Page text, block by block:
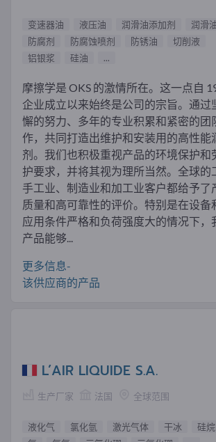
变速器油 液压油 润滑油添加剂
润滑
防腐剂
防腐蚀喷剂 防锈油
切削液
铝银浆
硅油 ...
摩擦学是 OKS 的激情所在。这一点自
企业成立以来始终是公司的宗旨。通过
懈的努力、多年的专业积累和紧密的团
作，共同打造出维护和安装用的高性能
剂。我们也积极重视产品的环境保护和
护要求，并将其视为理所当然。全球的
手工业、制造业和加工业客户都给予了
质量和高可靠性的评价。特别是在设备
应用条件严格和负荷强度大的情况下，
产品能够...
更多信息-
该供应商的产品
L’AIR LIQUIDE S.A.
生产厂家 法国 全球范围
液化气 氯化氫 激光气体 干冰 硅烷